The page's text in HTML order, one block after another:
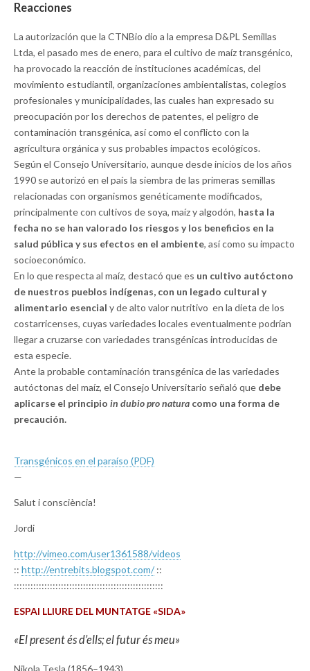
Reacciones
La autorización que la CTNBio dio a la empresa D&PL Semillas
Ltda, el pasado mes de enero, para el cultivo de maíz transgénico,
ha provocado la reacción de instituciones académicas, del
movimiento estudiantil, organizaciones ambientalistas, colegios
profesionales y municipalidades, las cuales han expresado su
preocupación por los derechos de patentes, el peligro de
contaminación transgénica, así como el conflicto con la
agricultura orgánica y sus probables impactos ecológicos.
Según el Consejo Universitario, aunque desde inicios de los años
1990 se autorizó en el país la siembra de las primeras semillas
relacionadas con organismos genéticamente modificados,
principalmente con cultivos de soya, maíz y algodón, hasta la
fecha no se han valorado los riesgos y los beneficios en la
salud pública y sus efectos en el ambiente, así como su impacto
socioeconómico.
En lo que respecta al maíz, destacó que es un cultivo autóctono
de nuestros pueblos indígenas, con un legado cultural y
alimentario esencial y de alto valor nutritivo en la dieta de los
costarricenses, cuyas variedades locales eventualmente podrían
llegar a cruzarse con variedades transgénicas introducidas de
esta especie.
Ante la probable contaminación transgénica de las variedades
autóctonas del maíz, el Consejo Universitario señaló que debe
aplicarse el principio in dubio pro natura como una forma de
precaución.
Transgénicos en el paraíso (PDF)
—
Salut i consciència!
Jordi
http://vimeo.com/user1361588/videos
:: http://entrebits.blogspot.com/ ::
::::::::::::::::::::::::::::::::::::::::::::::::::::::
ESPAI LLIURE DEL MUNTATGE «SIDA»
«El present és d’ells; el futur és meu»
Nikola Tesla (1856–1943)